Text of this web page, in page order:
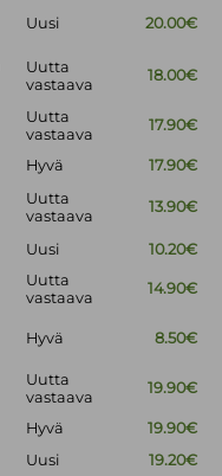
Uusi 20.00€
Uutta
vastaava
18.00€
Uutta
vastaava
17.90€
Hyvä
17.90€
Uutta
vastaava
13.90€
Uusi 10.20€
Uutta
vastaava
14.90€
Hyvä 8.50€
Uutta
vastaava
19.90€
Hyvä
19.90€
Uusi 19.20€